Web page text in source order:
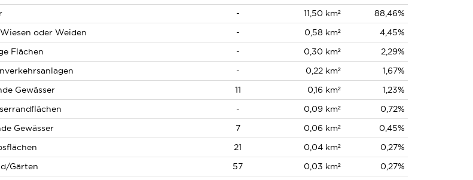
- 11,50 km²
88,46%
oder Weiden
- 0,58 km²
4,45%
Flächen
- 0,30 km²
2,29%
- 0,22 km²
1,67%
Gewässer
11 0,16 km²
1,23%
- 0,09 km²
0,72%
Gewässer
7 0,06 km²
0,45%
21 0,04 km²
0,27%
Gärten
57 0,03 km²
0,27%